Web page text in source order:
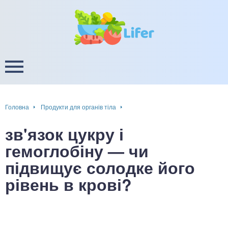
Головна Продукти для органів тіла
зв'язок цукру і
гемоглобіну — чи
підвищує солодке його
рівень в крові?
ШКТ
/ звуження судин
енергії, уваги